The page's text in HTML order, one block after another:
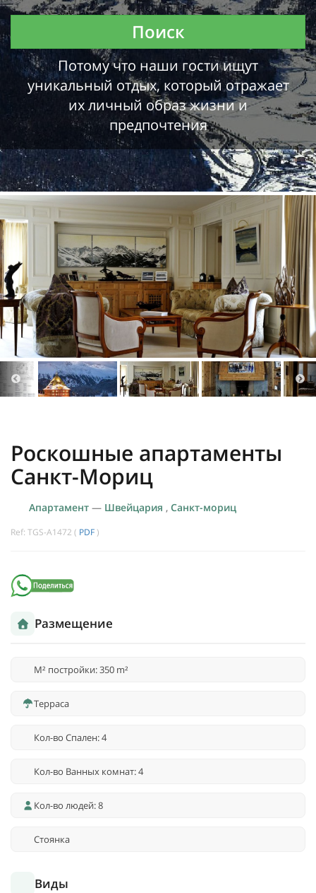
Поиск
Потому что наши гости ищут
уникальный отдых, который отражает
их личный образ жизни и
предпочтения
Роскошные апартаменты
Санкт-Мориц
Апартамент — Швейцария , Санкт-мориц
Ref: TGS-A1472 ( PDF )
Размещение
M² постройки: 350 m²
Терраса
Кол-во Спален: 4
Кол-во Ванных комнат: 4
Кол-во людей: 8
Стоянка
Виды